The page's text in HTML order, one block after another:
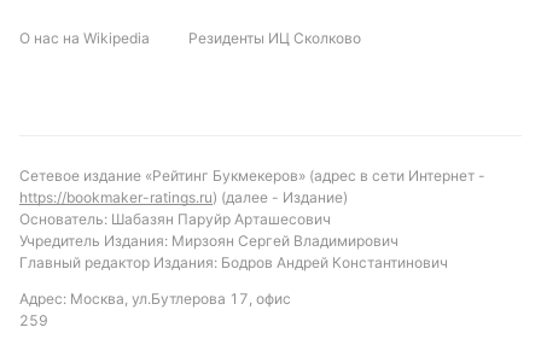
О нас на Wikipedia Резиденты ИЦ Сколково
Сетевое издание «Рейтинг Букмекеров» (адрес в сети Интернет -
https://bookmaker-ratings.ru) (далее - Издание)
Основатель: Шабазян Паруйр Арташесович
Учредитель Издания: Мирзоян Сергей Владимирович
Главный редактор Издания: Бодров Андрей Константинович
Адрес: Москва, ул.Бутлерова 17, офис
259